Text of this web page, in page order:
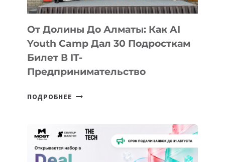
От Долины До Алматы: Как AI
Youth Camp Дал 30 Подросткам
Билет В IT-
Предпринимательство
ПОДРОБНЕЕ ОТ
АЛМАТЫ:
AI